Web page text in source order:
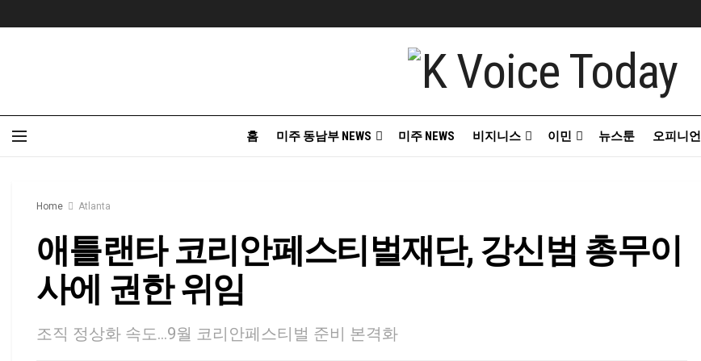
홈 미주 동남부 NEWS 미주 NEWS 비지니스 이민 뉴스툰 오피니언
Home Atlanta
애틀랜타 코리안페스티벌재단, 강신범 총무이
사에 권한 위임
조직 정상화 속도…9월 코리안페스티벌 준비 본격화